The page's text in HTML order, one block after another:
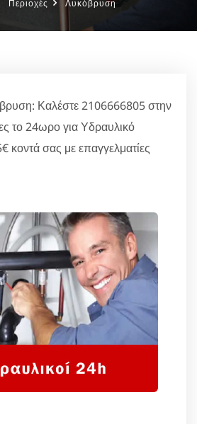
Περιοχές Λυκόβρυση
Καλέστε 2106666805 στην
το 24ωρο για Υδραυλικό
σας με επαγγελματίες